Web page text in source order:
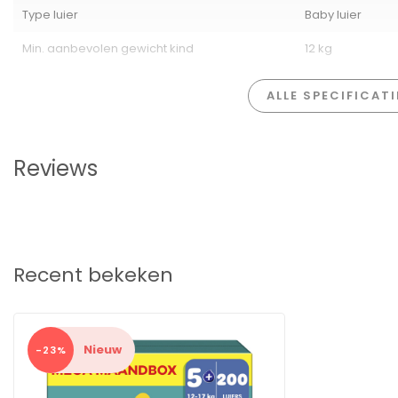
Type luier
Baby luier
Min. aanbevolen gewicht kind
12 kg
ALLE
Reviews
Recent bekeken
-23% Nieuw